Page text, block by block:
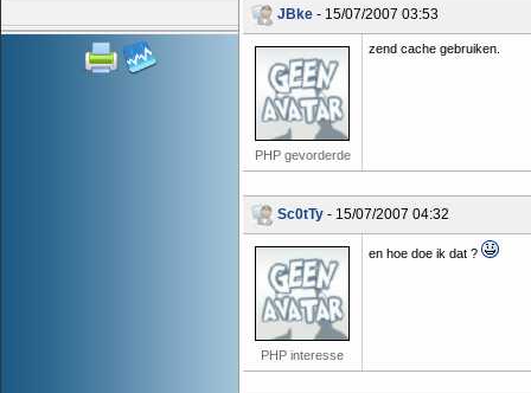
JBke - 15/07/2007 03:53
PHP gevorderde
zend cache gebruiken.
Sc0tTy - 15/07/2007 04:32
PHP interesse
en hoe doe ik dat ?